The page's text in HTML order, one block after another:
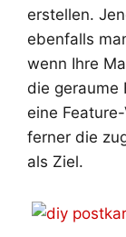
erstellen.
ebenfalls
wenn Ihre
die geraume
eine
ferner die
als Ziel.